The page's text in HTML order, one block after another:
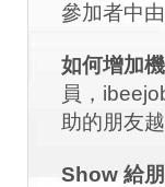
參加者中
如何增加
員，
助的朋友
Show 給